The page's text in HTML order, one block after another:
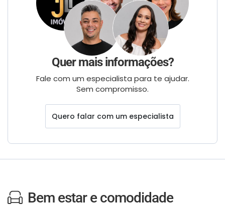
Quer mais informações?
Fale com um especialista para te ajudar.
Sem compromisso.
Quero falar com um especialista
Bem estar e comodidade